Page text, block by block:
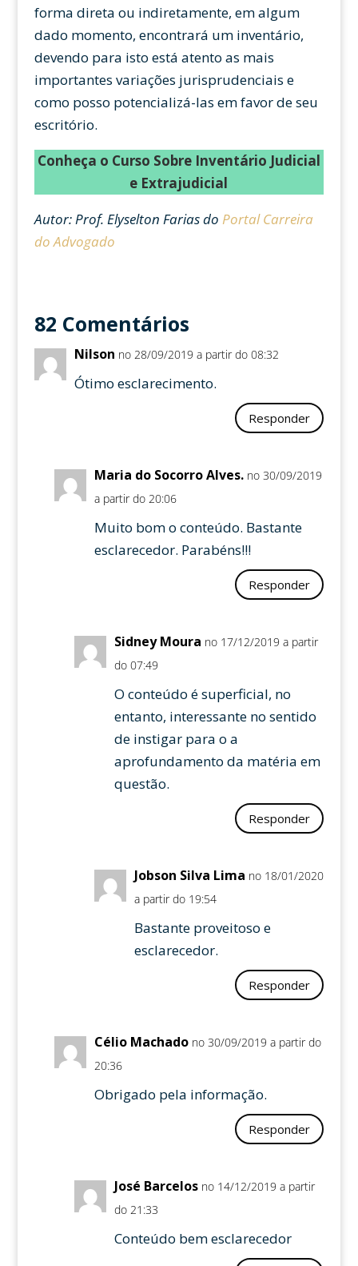
forma direta ou indiretamente, em algum
dado momento, encontrará um inventário,
devendo para isto está atento as mais
importantes variações jurisprudenciais e
como posso potencializá-las em favor de seu
escritório.
Conheça o Curso Sobre Inventário Judicial
e Extrajudicial
Autor: Prof. Elyselton Farias do Portal Carreira
do Advogado
82 Comentários
Nilson no 28/09/2019 a partir do 08:32
Ótimo esclarecimento.
Responder
Maria do Socorro Alves. no 30/09/2019
a partir do 20:06
Muito bom o conteúdo. Bastante
esclarecedor. Parabéns!!!
Responder
Sidney Moura no 17/12/2019 a partir
do 07:49
O conteúdo é superficial, no
entanto, interessante no sentido
de instigar para o a
aprofundamento da matéria em
questão.
Responder
Jobson Silva Lima no 18/01/2020
a partir do 19:54
Bastante proveitoso e
esclarecedor.
Responder
Célio Machado no 30/09/2019 a partir do
20:36
Obrigado pela informação.
Responder
José Barcelos no 14/12/2019 a partir
do 21:33
Conteúdo bem esclarecedor